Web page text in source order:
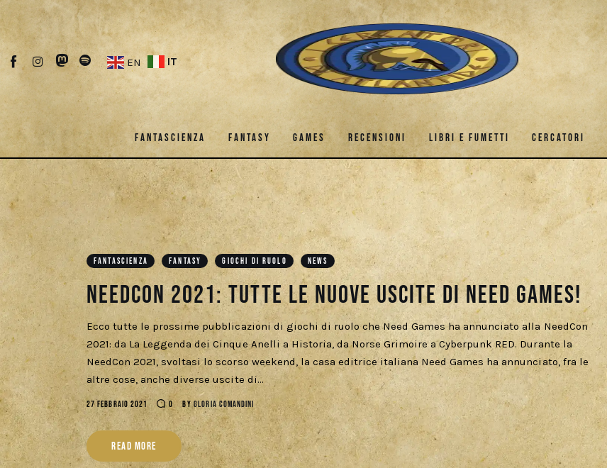
EN IT
FANTASCIENZA FANTASY GAMES RECENSIONI LIBRI E FUMETTI CERCATORI
FANTASCIENZA FANTASY GAMES RECENSIONI LIBRI E FUMETTI CERCATORI
Fantascienza
Fantasy
Recensioni
Libri e fumetti
Cercatori
Download
FANTASCIENZA FANTASY GIOCHI DI RUOLO NEWS
NeedCon 2021: tutte le nuove uscite di Need Games!
Ecco tutte le prossime pubblicazioni di giochi di ruolo che Need Games ha annunciato alla NeedCon
2021: da La Leggenda dei Cinque Anelli a Historia, da Norse Grimoire a Cyberpunk RED. Durante la
NeedCon 2021, svoltasi lo scorso weekend, la casa editrice italiana Need Games ha annunciato, fra le
altre cose, anche diverse uscite di…
27 FEBBRAIO 2021 0 BY GLORIA COMANDINI
READ MORE